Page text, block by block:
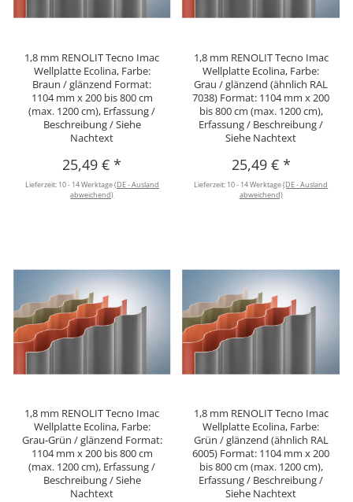
1,8 mm RENOLIT Tecno Imac
Wellplatte Ecolina, Farbe:
Braun / glänzend Format:
1104 mm x 200 bis 800 cm
(max. 1200 cm), Erfassung /
Beschreibung / Siehe
Nachtext
25,49 €*
Lieferzeit: 10 - 14 Werktage(DE - Ausland
abweichend)
1,8 mm RENOLIT Tecno Imac
Wellplatte Ecolina, Farbe:
Grau / glänzend (ähnlich RAL
7038) Format: 1104 mm x 200
bis 800 cm (max. 1200 cm),
Erfassung / Beschreibung /
Siehe Nachtext
25,49 € *
Lieferzeit: 10 - 14 Werktage(DE - Ausland
abweichend)
1,8 mm RENOLIT Tecno Imac
Wellplatte Ecolina, Farbe:
Grau-Grün / glänzend Format:
1104 mm x 200 bis 800 cm
(max. 1200 cm), Erfassung /
Beschreibung / Siehe
Nachtext
1,8 mm RENOLIT Tecno Imac
Wellplatte Ecolina, Farbe:
Grün / glänzend (ähnlich RAL
6005) Format: 1104 mm x 200
bis 800 cm (max. 1200 cm),
Erfassung / Beschreibung /
Siehe Nachtext